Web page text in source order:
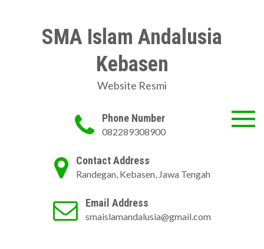
SMA Islam Andalusia
Kebasen
Website Resmi
Phone Number
082289308900
Contact Address
Randegan, Kebasen, Jawa Tengah
Email Address
smaislamandalusia@gmail.com